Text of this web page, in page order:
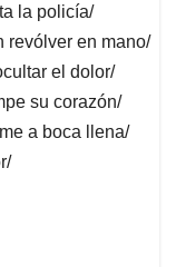
la policía/
revólver en mano/
el dolor/
su corazón/
a boca llena/